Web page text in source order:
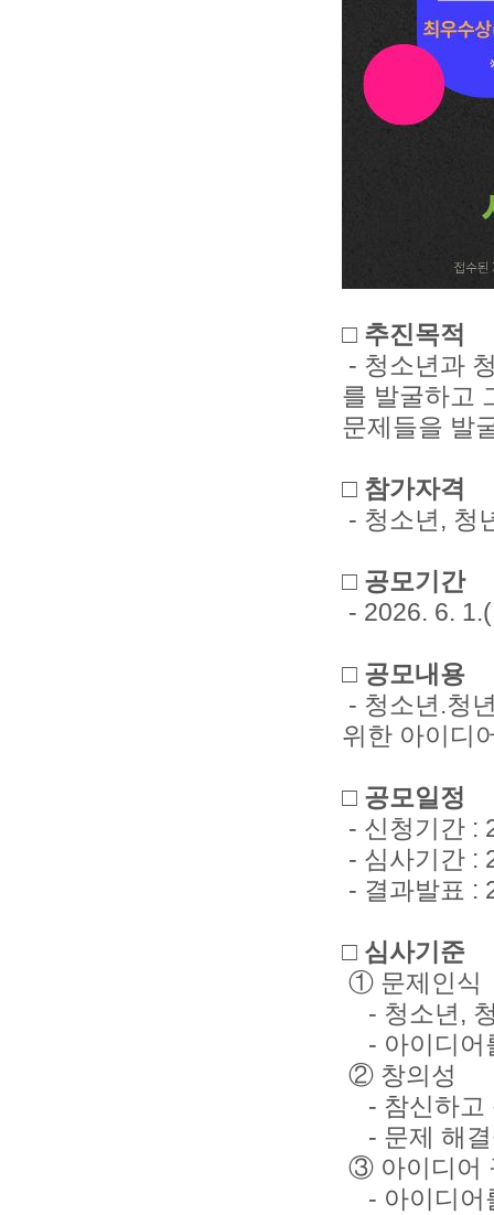
□ 추진목적
- 청소년과
를 발굴하고
문제들을 발
□ 참가자격
- 청소년, 청
□ 공모기간
- 2026. 6.
□ 공모내용
- 청소년.청
위한 아이디
□ 공모일정
- 신청기간 :
- 심사기간 :
- 결과발표 :
□ 심사기준
① 문제인식
- 청소년,
- 아이디어
② 창의성
- 참신하고
- 문제 해결
③ 아이디어
- 아이디어